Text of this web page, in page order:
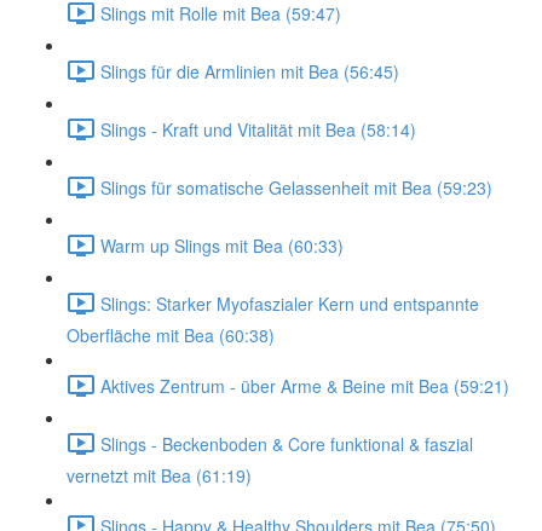
Slings mit Rolle mit Bea (59:47)
Slings für die Armlinien mit Bea (56:45)
Slings - Kraft und Vitalität mit Bea (58:14)
Slings für somatische Gelassenheit mit Bea (59:23)
Warm up Slings mit Bea (60:33)
Slings: Starker Myofaszialer Kern und entspannte
Oberfläche mit Bea (60:38)
Aktives Zentrum - über Arme & Beine mit Bea (59:21)
Slings - Beckenboden & Core funktional & faszial
vernetzt mit Bea (61:19)
Slings - Happy & Healthy Shoulders mit Bea (75:50)